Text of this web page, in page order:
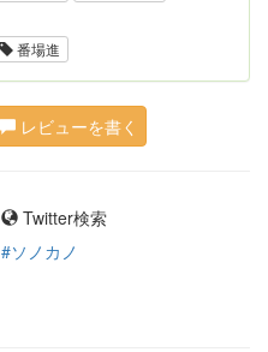
番場進
レビューを書く
Twitter検索
#ソノカノ